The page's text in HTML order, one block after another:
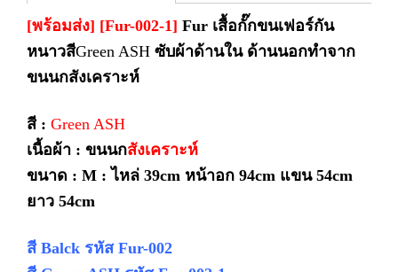
[พร้อมส่ง] [Fur-002-1] Fur เสื้อกั๊กขนเฟอร์กัน
หนาวสีGreen ASH ซับผ้าด้านใน ด้านนอกทำจาก
ขนนกสังเคราะห์
สี : Green ASH
เนื้อผ้า : ขนนกสังเคราะห์
ขนาด : M : ไหล่ 39cm หน้าอก 94cm แขน 54cm
ยาว 54cm
สี Balck รหัส Fur-002